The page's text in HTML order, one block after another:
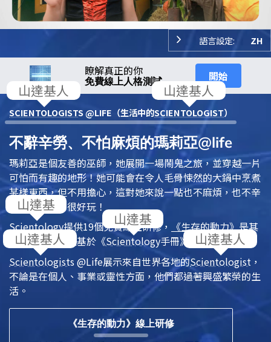
Video
語言設定: ZH
瞭解真正的你
免費線上人格測試 開始
SCIENTOLOGISTS @LIFE（生活中的SCIENTOLOGIST）
不辭辛勞、不怕麻煩的瑪莉亞@life
瑪莉亞是個友善的巫師，她展開一場鬧鬼之旅，並穿越一片
可怕而有趣的地形！她可能會在令人毛骨悚然的大鍋中烹煮
某樣東西，但不用擔心，這對她來說一點也不麻煩，也不辛
苦──這真的很好玩！
Scientology提供19個免費線上研修， 《生存的動力》是其
中一個，全都是基於 《Scientology手冊》
中的原則。
Scientologists @Life展示來自世界各地的Scientologist ，
不論是在個人、事業或靈性方面，他們都過著興盛繁榮的生
活。
《生存的動力》線上研修